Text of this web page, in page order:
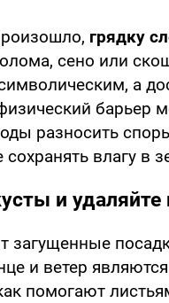
грядку
сено или
а
барьер
разносить
влагу в
и удаляйте
и ветер
помогают